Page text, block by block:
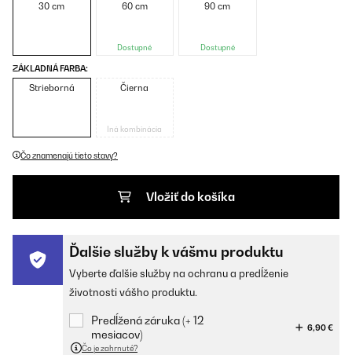
30 cm 60 cm
Dostupné
90 cm
Dostupné
ZÁKLADNÁ FARBA:
Strieborná Čierna
Iná kombinácia
Čo znamenajú tieto stavy?
Vložiť do košíka
Ďalšie služby k vášmu produktu
Vyberte ďalšie služby na ochranu a predĺženie
životnosti vášho produktu.
Predĺžená záruka (+ 12
mesiacov)
6,90 €
Čo je zahrnuté?